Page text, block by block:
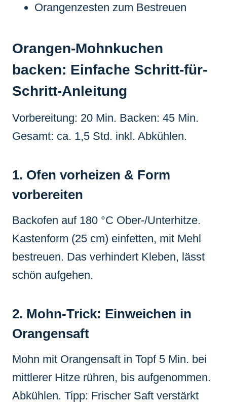
Orangenzesten zum Bestreuen
Orangen-Mohnkuchen
backen: Einfache Schritt-für-
Schritt-Anleitung
Vorbereitung: 20 Min. Backen: 45 Min.
Gesamt: ca. 1,5 Std. inkl. Abkühlen.
1. Ofen vorheizen & Form
vorbereiten
Backofen auf 180 °C Ober-/Unterhitze.
Kastenform (25 cm) einfetten, mit Mehl
bestreuen. Das verhindert Kleben, lässt
schön aufgehen.
2. Mohn-Trick: Einweichen in
Orangensaft
Mohn mit Orangensaft in Topf 5 Min. bei
mittlerer Hitze rühren, bis aufgenommen.
Abkühlen. Tipp: Frischer Saft verstärkt